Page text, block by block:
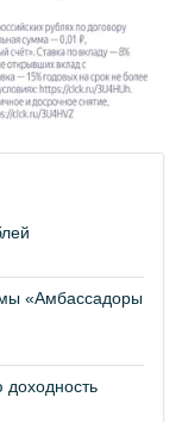
«Амбассадоры
доходность